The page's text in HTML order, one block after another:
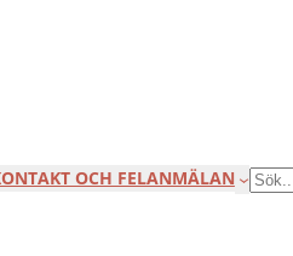
OCH FELANMÄLAN SÖK